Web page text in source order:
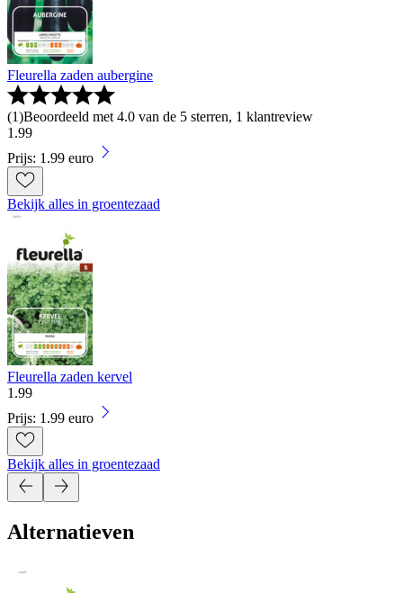
Fleurella zaden aubergine
(1)Beoordeeld met 4.0 van de 5 sterren, 1 klantreview
1 .99
Prijs: 1.99 euro
Bekijk alles in groentezaad
Fleurella zaden kervel
1 .99
Prijs: 1.99 euro
Bekijk alles in groentezaad
Alternatieven